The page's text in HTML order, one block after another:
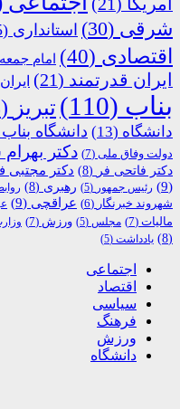
شرقی (30) استانداری (15)
اقتصادی (40) امام
ایران قدرتمند (21)
بناب (110) تبریز (48)
دانشگاه (13) دانشگاه بناب
دولت وفاق ملی (7) دکتر
دکتر فاتحی فر (8) دکتر مجتبی
(9)
رئیس جمهور (5) رهبری (8)
شهروند خبرنگار (6) عراقچی (9)
مالیات (7) مجلس (5) ورزش (7)
(8)
یادداشت (5)
اجتماعی
اقتصاد
سیاسی
فرهنگ
ورزش
دانشگاه